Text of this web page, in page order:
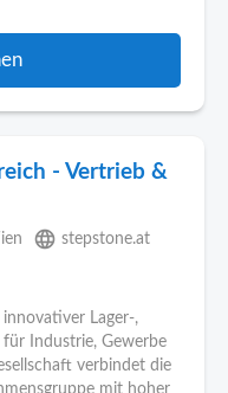
- Vertrieb &
language stepstone.at
Lager-,
Industrie, Gewerbe
verbindet die
mit hoher